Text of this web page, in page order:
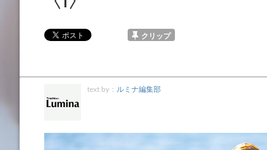
クリップ
text by： ルミナ編集部